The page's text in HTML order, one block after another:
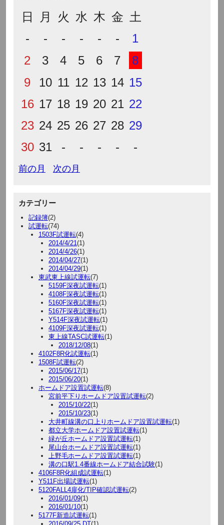
日 月 火 水 木 金 土
-
- - - - -
1
2
3 4 5 6 7
8
9
10 11 12 13 14 15
16 17 18 19 20 21 22
23 24 25 26 27 28 29
30 31 - - - - -
前の月 次の月
カテゴリー
記録簿(2)
試運転(74)
1503F試運転(4)
2014/4/21(1)
2014/4/26(1)
2014/04/27(1)
2014/04/29(1)
東武東上線試運転(7)
5159F深夜試運転(1)
4108F深夜試運転(1)
5160F深夜試運転(1)
5167F深夜試運転(1)
Y514F深夜試運転(1)
4109F深夜試運転(1)
東上線TASC試運転(1)
2018/12/08(1)
4102F8R化試運転(1)
1508F試運転(2)
2015/06/17(1)
2015/06/20(1)
ホームドア設置試運転(8)
宮前平下りホームドア設置試運転(2)
2015/10/22(1)
2015/10/23(1)
大井町線溝の口上りホームドア設置試運転(1)
都立大学ホームドア設置試運転(1)
緑が丘ホームドア設置試運転(1)
尾山台ホームドア設置試運転(1)
上野毛ホームドア設置試運転(1)
溝の口駅1.4番線ホームドア結合試験(1)
4106F8R化組成試運転(1)
Y511F出場試運転(1)
5120FALL4扉化/TIP確認試運転(2)
2016/01/09(1)
2016/01/10(1)
5177F新造試運転(1)